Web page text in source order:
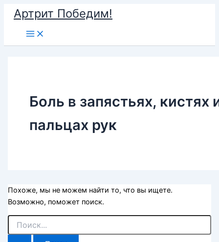
Перейти
содержимому
Артрит Победим!
Main
Menu
Боль в запястьях, кистях
пальцах рук
Похоже, мы не можем найти то, что вы ищете.
Возможно, поможет поиск.
Поиск: